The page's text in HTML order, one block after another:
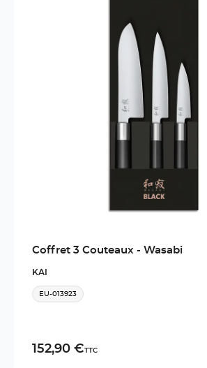
Coffret 3 Couteaux - Wasabi
KAI
EU-013923
152,90 €TTC